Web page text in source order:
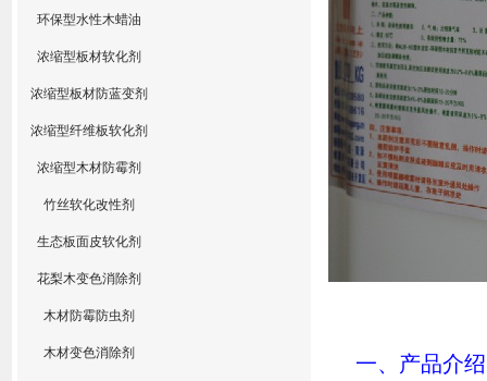
环保型水性木蜡油
浓缩型板材软化剂
浓缩型板材防蓝变剂
浓缩型纤维板软化剂
浓缩型木材防霉剂
竹丝软化改性剂
生态板面皮软化剂
花梨木变色消除剂
木材防霉防虫剂
木材变色消除剂
一、产品介